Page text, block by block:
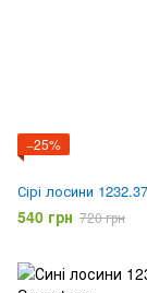
−25%
Сірі лосини
540 грн 720 грн